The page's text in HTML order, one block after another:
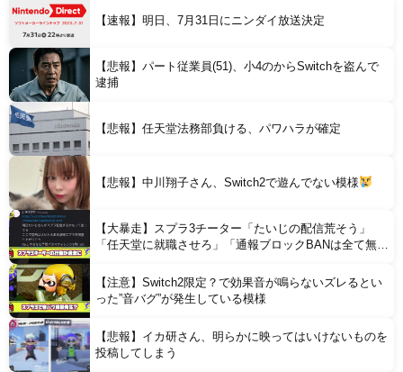
Powered by livedoor 相互RSS
【速報】明日、7月31日にニンダイ放送決定
【悲報】パート従業員(51)、小4のからSwitchを盗んで
逮捕
【悲報】任天堂法務部負ける、パワハラが確定
【悲報】中川翔子さん、Switch2で遊んでない模様
【大暴走】スプラ3チーター「たいじの配信荒そう」
「任天堂に就職させろ」「通報ブロックBANは全て無意
【注意】Switch2限定？で効果音が鳴らないズレるとい
った”音バグ”が発生している模様
【悲報】イカ研さん、明らかに映ってはいけないものを
投稿してしまう